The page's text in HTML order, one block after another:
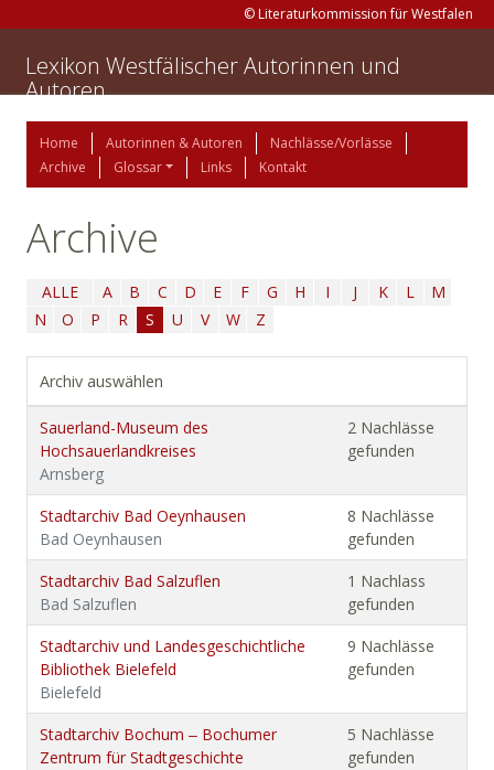
© Literaturkommission für Westfalen
Lexikon Westfälischer Autorinnen und
Autoren
Home Autorinnen & Autoren
Nachlässe/Vorlässe
Archive
Glossar Links Kontakt
Archive
ALLE A B C D E F G H I J K L
M
N
O P R S U V W Z
Archiv auswählen
Sauerland-Museum des
Hochsauerlandkreises
Arnsberg
2 Nachlässe
gefunden
Stadtarchiv Bad Oeynhausen
Bad Oeynhausen
8 Nachlässe
gefunden
Stadtarchiv Bad Salzuflen
Bad Salzuflen
1 Nachlass
gefunden
Stadtarchiv und Landesgeschichtliche
Bibliothek Bielefeld
Bielefeld
9 Nachlässe
gefunden
Stadtarchiv Bochum ‒ Bochumer
Zentrum für Stadtgeschichte
5 Nachlässe
gefunden